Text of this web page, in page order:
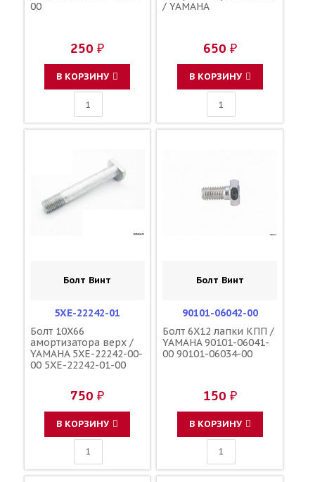
00
250 ₽
В КОРЗИНУ
/ YAMAHA
650 ₽
В КОРЗИНУ
Болт Винт
5XE-22242-01
Болт 10X66
амортизатора верх /
YAMAHA 5XE-22242-00-
00 5XE-22242-01-00
750 ₽
В КОРЗИНУ
Болт Винт
90101-06042-00
Болт 6X12 лапки КПП /
YAMAHA 90101-06041-
00 90101-06034-00
150 ₽
В КОРЗИНУ